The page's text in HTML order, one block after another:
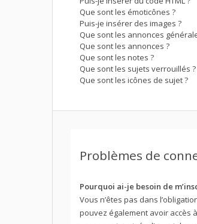
Que sont les émoticônes ?
Puis-je insérer des images ?
Que sont les annonces
Que sont les annonces ?
Que sont les notes ?
Que sont les sujets verrouillés ?
Que sont les icônes de sujet ?
Problèmes de
Pourquoi ai-je besoin de
Vous n’êtes pas dans
pouvez également avoir accès